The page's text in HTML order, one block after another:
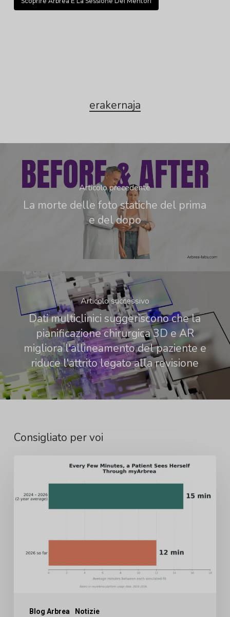
erakernaja
Articolo precedente
La morte delle foto statiche del prima
e del dopo
Articolo successivo
Dati multiclinici suggeriscono che la
pianificazione chirurgica 3D e AR
migliora l'allineamento del paziente e
riduce l'attrito legato alla revisione
Consigliato per voi
Blog Arbrea Notizie
minuti,
possibile